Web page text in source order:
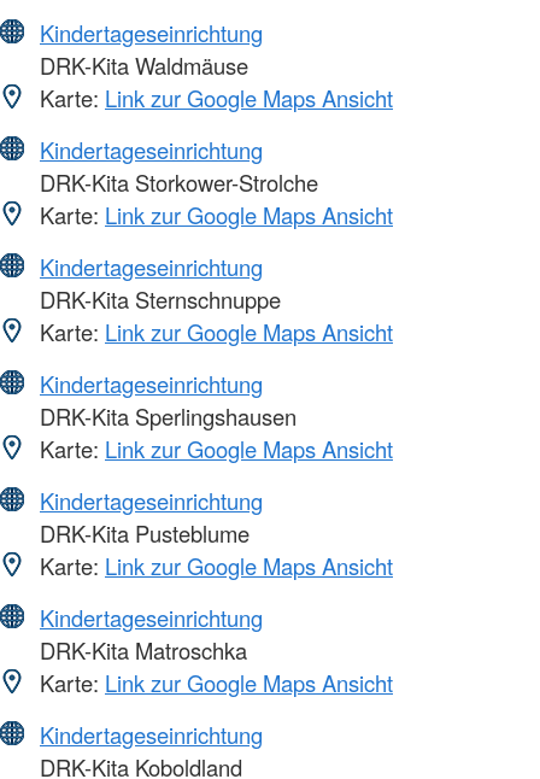
Kindertageseinrichtung
DRK-Kita Waldmäuse
Karte: Link zur Google Maps Ansicht
Kindertageseinrichtung
DRK-Kita Storkower-Strolche
Karte: Link zur Google Maps Ansicht
Kindertageseinrichtung
DRK-Kita Sternschnuppe
Karte: Link zur Google Maps Ansicht
Kindertageseinrichtung
DRK-Kita Sperlingshausen
Karte: Link zur Google Maps Ansicht
Kindertageseinrichtung
DRK-Kita Pusteblume
Karte: Link zur Google Maps Ansicht
Kindertageseinrichtung
DRK-Kita Matroschka
Karte: Link zur Google Maps Ansicht
Kindertageseinrichtung
DRK-Kita Koboldland